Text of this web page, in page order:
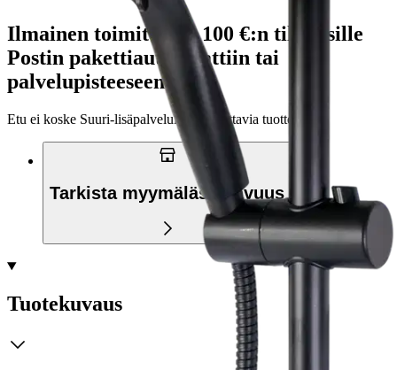
Ilmainen toimitus yli 100 €:n tilauksille
Postin pakettiautomaattiin tai
palvelupisteeseen!
Etu ei koske Suuri‑lisäpalvelulla toimitettavia tuotteita.
Tarkista myymäläsaatavuus
Tuotekuvaus